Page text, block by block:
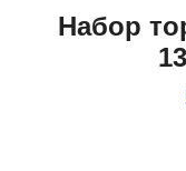
Набор